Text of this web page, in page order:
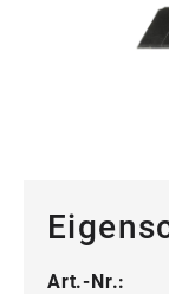
Art.-Nr.: